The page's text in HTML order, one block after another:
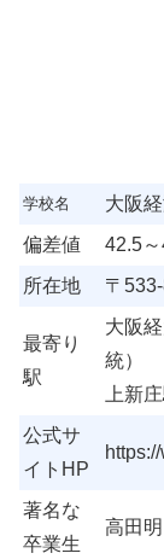
学校名
大阪
偏差値
42.5
所在地
〒
最寄り
駅
大阪
統）
上新
公式サ
イトHP
著名な
卒業生
高田